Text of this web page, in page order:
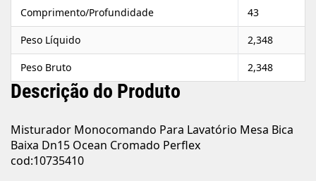
Comprimento/Profundidade 43
Peso Líquido 2,348
Peso Bruto 2,348
Descrição do Produto
Misturador Monocomando Para Lavatório Mesa Bica
Baixa Dn15 Ocean Cromado Perflex
cod:10735410